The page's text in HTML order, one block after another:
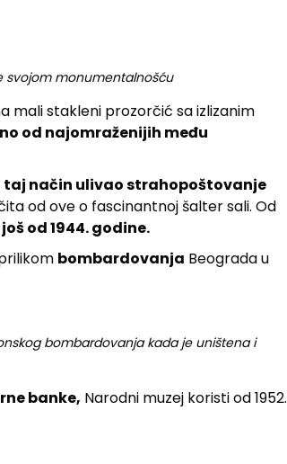
svojom monumentalnošću
mali stakleni prozorčić sa izlizanim
od najomraženijih među
taj način ulivao strahopoštovanje
od ove o fascinantnoj šalter sali. Od
od 1944. godine.
bombardovanja Beograda u
bombardovanja kada je uništena i
banke, Narodni muzej koristi od 1952.